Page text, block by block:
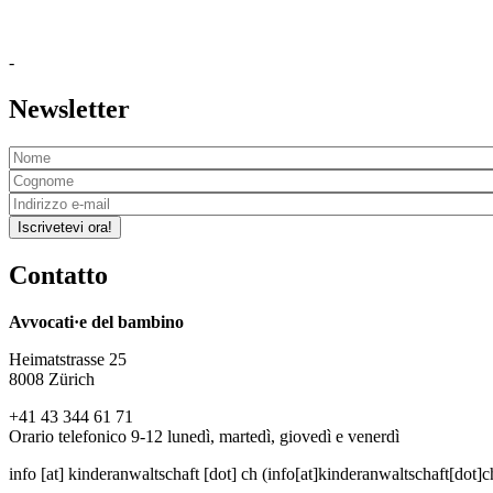
-
Newsletter
Iscrivetevi ora!
Contatto
Avvocati·e del bambino
Heimatstrasse 25
8008 Zürich
+41 43 344 61 71
Orario telefonico 9-12 lunedì, martedì, giovedì e venerdì
info [at] kinderanwaltschaft [dot] ch